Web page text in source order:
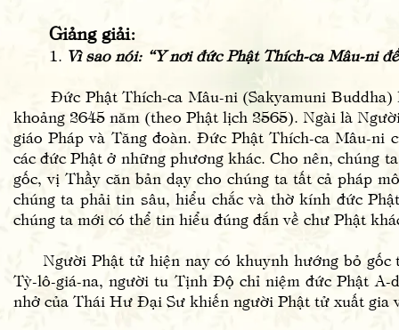
Giảng giải:
1. Vì sao nói: “Y nơi đức Phật Thích-ca Mâu-ni
Đức Phật Thích-ca Mâu-ni (Sakyamuni Buddha)
khoảng 2645 năm (theo Phật lịch 2565). Ngài là
giáo Pháp và Tăng đoàn. Đức Phật Thích-ca Mâu-
các đức Phật ở những phương khác. Cho nên, chúng
gốc, vị Thầy căn bản dạy cho chúng ta tất cả pháp
chúng ta phải tin sâu, hiểu chắc và thờ kính đức
chúng ta mới có thể tin hiểu đúng đắn về chư Phật
Người Phật tử hiện nay có khuynh hướng bỏ gốc
Tỳ-lô-giá-na, người tu Tịnh Độ chỉ niệm đức Phật A-
nhở của Thái Hư Đại Sư khiến người Phật tử xuất gia